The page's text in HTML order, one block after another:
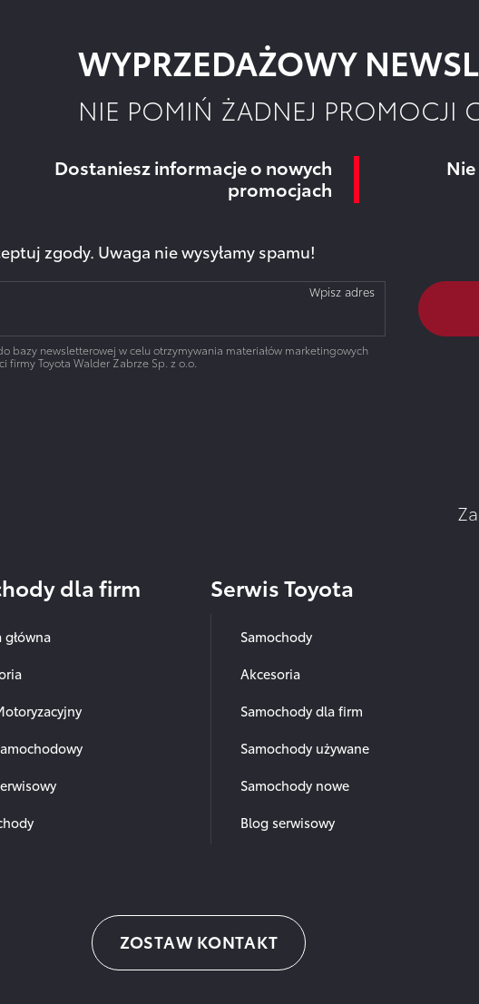
WYPRZEDAŻOWY
NIE POMIŃ ŻADNEJ PROMOCJI
Dostaniesz informacje o nowych
promocjach
zgody. Uwaga nie wysyłamy spamu!
Wpisz adres
bazy newsletterowej w celu otrzymywania materiałów marketingowych
Toyota Walder Zabrze Sp. z o.o.
dla firm
główna
Serwis Toyota
Samochody
Akcesoria
Samochody dla firm
Samochody używane
Samochody nowe
Blog serwisowy
ZOSTAW KONTAKT